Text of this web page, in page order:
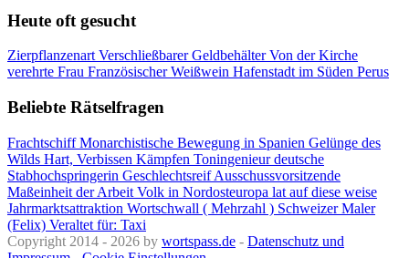
Heute oft gesucht
ZierpflanzenartVerschließbarer GeldbehälterVon der Kirche
verehrte Frau Französischer Weißwein Hafenstadt im Süden Perus
Beliebte Rätselfragen
FrachtschiffMonarchistische Bewegung in Spanien Gelünge des
Wilds Hart, Verbissen Kämpfen Toningenieurdeutsche
Stabhochspringerin GeschlechtsreifAusschussvorsitzende
Maßeinheit der Arbeit Volk in Nordosteuropa lat auf diese weise
Jahrmarktsattraktion Wortschwall ( Mehrzahl ) Schweizer Maler
(Felix) Veraltet für: Taxi
Copyright 2014 - 2026 by wortspass.de - Datenschutz und